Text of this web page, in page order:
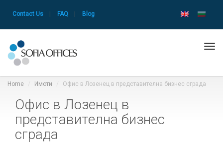
Contact Us FAQ Blog
Home Имоти Офис в Лозенец в представителна бизнес сграда
Офис в Лозенец в
представителна бизнес
сграда